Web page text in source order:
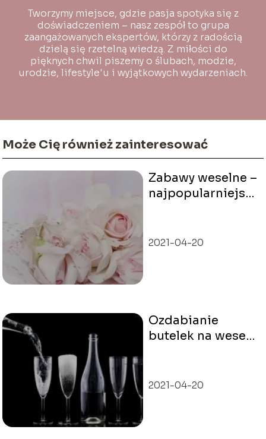
Tworzymy miejsce, gdzie pasja spotyka się z
doświadczeniem – nasz zespół to grupa
zaangażowanych ekspertów, którzy z radością
dzielą się rzetelną wiedzą. Z miłości do
pięknych chwil piszemy o ślubach, modzie,
urodzie, lifestyle'u i wyjątkowych wydarzeniach.
Może Cię również zainteresować
Zabawy weselne –
najpopularniejsze
2021-04-20
Ozdabianie
butelek na wesele
trendy
2021-04-20